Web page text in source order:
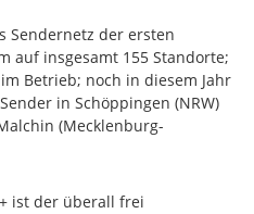
Sendernetz der ersten
auf insgesamt 155 Standorte;
Betrieb; noch in diesem Jahr
in Schöppingen (NRW)
(Mecklenburg-
ist der überall frei